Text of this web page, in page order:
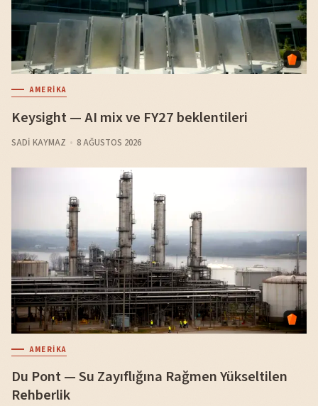
AMERIKA
Keysight — AI mix ve FY27 beklentileri
SADI KAYMAZ 8 AĞUSTOS 2026
AMERIKA
Du Pont — Su Zayıflığına Rağmen Yükseltilen
Rehberlik